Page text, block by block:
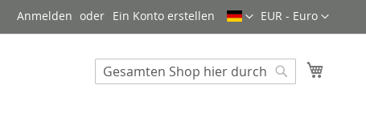
Währung
EUR - Euro
Sprache
Anmelden Ein Konto erstellen
Search